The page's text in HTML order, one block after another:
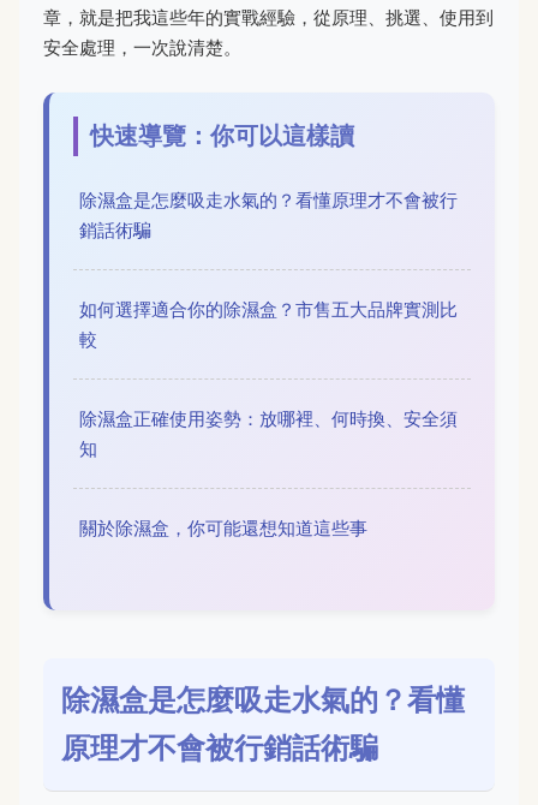
章，就是把我這些年的實戰經驗，從原理、挑選、使用到
安全處理，一次說清楚。
快速導覽：你可以這樣讀
除濕盒是怎麼吸走水氣的？看懂原理才不會被行
銷話術騙
如何選擇適合你的除濕盒？市售五大品牌實測比
較
除濕盒正確使用姿勢：放哪裡、何時換、安全須
知
關於除濕盒，你可能還想知道這些事
除濕盒是怎麼吸走水氣的？看懂
原理才不會被行銷話術騙